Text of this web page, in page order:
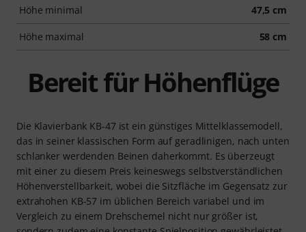
Höhe minimal 47,5 cm
Höhe maximal 58 cm
Bereit für Höhenflüge
Die Klavierbank KB-47 ist ein günstiges Mittelklassemodell,
das in seiner klassischen Form auf geradlinigen, nach unten
schlanker werdenden Beinen daherkommt. Es überzeugt
mit einer zu diesem Preis keineswegs selbstverständlichen
Höhenverstellbarkeit, wobei die Sitzfläche im Gegensatz zur
extrahohen KB-57 im üblichen Bereich variabel und im
Vergleich zu einem Drehschemel nicht nur größer ist,